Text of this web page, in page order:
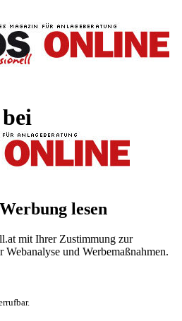
lesen
mit Ihrer Zustimmung zur
und Werbemaßnahmen.